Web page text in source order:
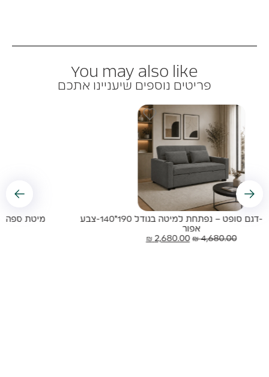
You may also like
פריטים נוספים שיעניינו אתכם
מיטת ספה-דגם סופט – נפתחת למיטה בגודל 190*140-צבע
4,680.00
₪
2,680.00